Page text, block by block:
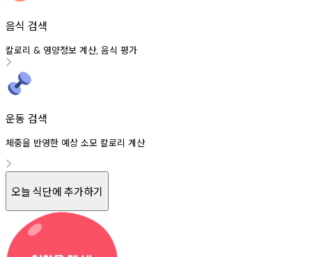
음식 검색
칼로리 & 영양정보 계산, 음식 평가
운동 검색
체중을 반영한 예상 소모 칼로리 계산
오늘 식단에 추가하기